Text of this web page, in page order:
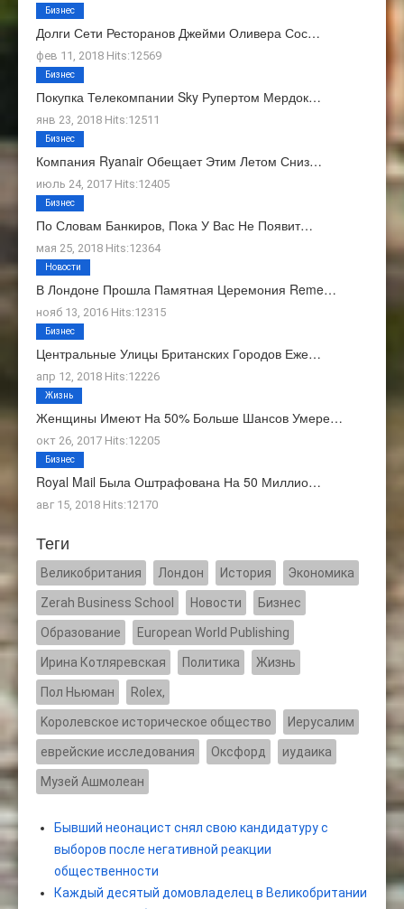
Долги Сети Ресторанов Джейми Оливера Сос…
фев 11, 2018 Hits:12569
Бизнес
Покупка Телекомпании Sky Рупертом Мердок…
янв 23, 2018 Hits:12511
Бизнес
Компания Ryanair Обещает Этим Летом Сниз…
июль 24, 2017 Hits:12405
Бизнес
По Словам Банкиров, Пока У Вас Не Появит…
мая 25, 2018 Hits:12364
Бизнес
В Лондоне Прошла Памятная Церемония Reme…
нояб 13, 2016 Hits:12315
Новости
Центральные Улицы Британских Городов Еже…
апр 12, 2018 Hits:12226
Бизнес
Женщины Имеют На 50% Больше Шансов Умере…
окт 26, 2017 Hits:12205
Жизнь
Royal Mail Была Оштрафована На 50 Миллио…
авг 15, 2018 Hits:12170
Бизнес
Теги
Великобритания Лондон История Экономика
Zerah Business School Новости Бизнес
Образование European World Publishing
Ирина Котляревская Политика Жизнь
Пол Ньюман Rolex,
Kоролевское историческое общество Иерусалим
еврейские исследования Оксфорд иудаика
Музей Ашмолеан
Бывший неонацист снял свою кандидатуру с
выборов после негативной реакции
общественности
Каждый десятый домовладелец в Великобритании